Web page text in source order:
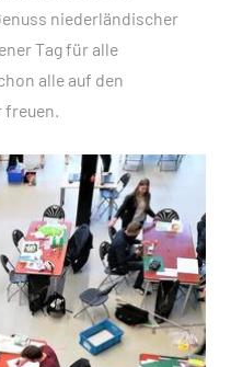
niederländischer
Tag für alle
alle auf den
freuen.